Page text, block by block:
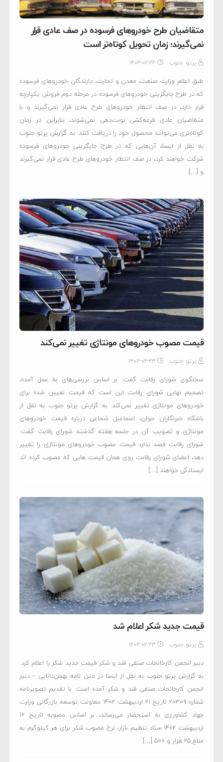
متقاضیان طرح خودروهای فرسوده در صف عادی قرار
نمی‌گیرند؛ زمان تحویل کوتاه‌تر است
پرتو جنوب ۱۴۰۲-۰۲-۲۴
طبق اعلام وزارت صنعت، معدن و تجارت، دارندگان خودروهای فرسوده
که در طرح جایگزینی خودروهای فرسوده در مرحله دوم فروش یکپارچه
قرار دارد، در صف انتظار خودروهای طرح عادی قرار نمی‌گیرند و با
متقاضیان عادی قرعه‌کشی نوبت‌دهی نمی‌شوند، بنابراین در زمان
کوتاه‌تری می‌توانند محصول خود را دریافت کنند. به گزارش پرتو جنوب
به نقل از ایسنا، آن‌هایی که در طرح جایگزینی خودروهای فرسوده
شرکت خواهند کرد، در صف انتظار خودروهای طرح عادی قرار نمی‌گیرند
و […]
قیمت مصوب خودرو‌های مونتاژی تغییر نمی‌کند
پرتو جنوب ۱۴۰۲-۰۲-۲۳
سخنگوی شورای رقابت گفت: بر اساس بررسی‌های به عمل آمده‏،
تصمیم نهایی شورای رقابت این است که قیمت تعیین شده برای
خودروهای مونتاژی تغییر نمی‌کند. به گزارش پرتو جنوب به نقل از
باشگاه خبرنگاران جوان، اسماعیل شجاعی درباره قیمت خودروهای
مونتاژی و تصویب آن در جلسه هفته گذشته شورای رقابت گفت:
شورای رقابت قصد ندارد قیمت مصوب خودروهای مونتاژی را تغییر
دهد، اعضای شورای رقابت روی همان قیمت هایی که مصوب کرده اند
ایستادگی خواهند […]
قیمت جدید شکر اعلام شد
پرتو جنوب ۱۴۰۲-۰۲-۲۳
دبیر انجمن کارخانجات صنفی قند و شکر قیمت جدید شکر را اعلام کرد.
به گزارش پرتو جنوب به نقل از ایسنا در متن نامه بهمن‌دانایی – دبیر
انجمن کارخانجات صنفی قند و شکر آمده است: با تقدیم تصویرنامه
شماره ۲۰۳۰۹ تاریخ ۲۱ اردیبهشت ۱۴۰۲ معاونت توسعه بازرگانی وزارت
جهاد کشاورزی به استحضار می‌رساند، بر اساس مصوبه تاریخ ۱۶
اردیبهشت ۱۴۰۲ ستاد تنظیم بازار، نرخ مصوب شکر برای هر کیلوگرم به
مبلغ ۲۵ هزار و ۵۰۰ […]